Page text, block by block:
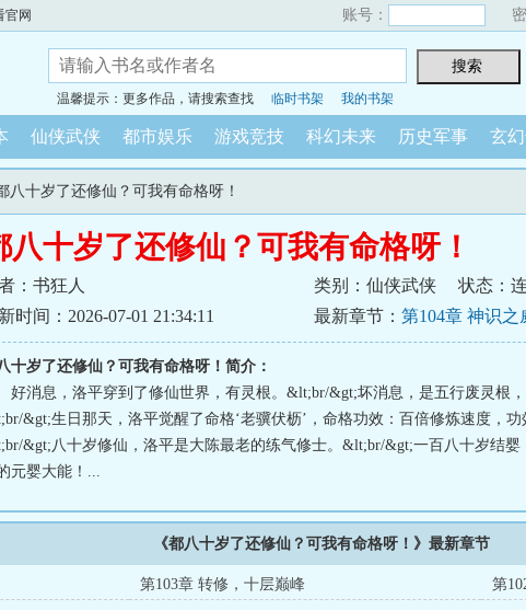
官网 账号：
温馨提示：更多作品，请搜索查找 临时书架 我的书架
仙侠武侠 都市娱乐 游戏竞技 科幻未来 历史军事 玄
八十岁了还修仙？可我有命格呀！
八十岁了还修仙？可我有命格呀！
：书狂人 类别：仙侠武侠
状态：
时间：2026-07-01 21:34:11
最新章节： 第104章 神识之
十岁了还修仙？可我有命格呀！简介：
好消息，洛平穿到了修仙世界，有灵根。&lt;br/&gt;坏消息，是五行废灵根，
&gt;生日那天，洛平觉醒了命格‘老骥伏枥’，命格功效：百倍修炼速度，功
&gt;八十岁修仙，洛平是大陈最老的练气修士。&lt;br/&gt;一百八十岁结婴
元婴大能！...
《都八十岁了还修仙？可我有命格呀！》最新章节
第103章 转修，十层巅峰 第